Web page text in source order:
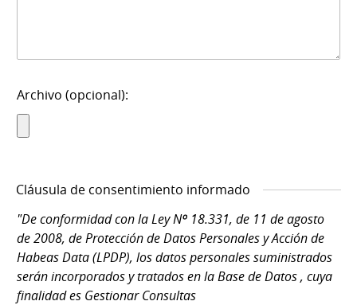
Archivo (opcional):
Cláusula de consentimiento informado
"De conformidad con la Ley Nº 18.331, de 11 de agosto
de 2008, de Protección de Datos Personales y Acción de
Habeas Data (LPDP), los datos personales suministrados
serán incorporados y tratados en la Base de Datos , cuya
finalidad es Gestionar Consultas